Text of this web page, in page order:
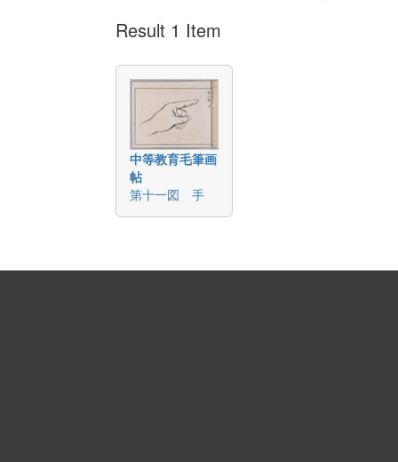
Result 1 Item
中等教育毛筆画
帖
第十一図 手